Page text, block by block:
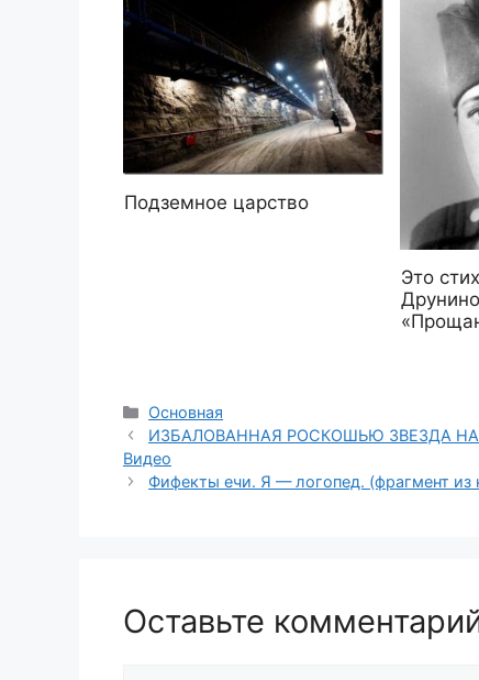
Подземное царство
Это
Рубрики
Основная
ИЗБАЛОВАННАЯ РОСКОШЬЮ ЗВЕЗДА
Видео
Фифекты ечи. Я — логопед. (фрагмент
Оставьте